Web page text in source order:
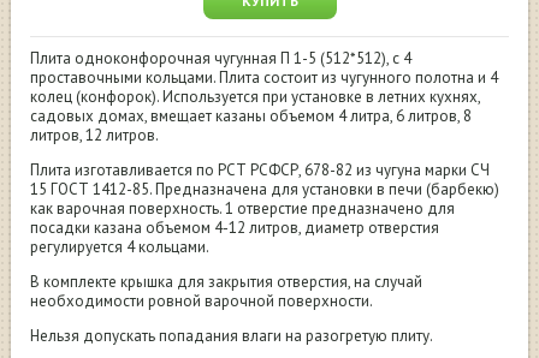
Плита одноконфорочная чугунная П 1-5 (512*512), с 4
проставочными кольцами. Плита состоит из чугунного полотна и 4
колец (конфорок). Используется при установке в летних кухнях,
садовых домах, вмещает казаны объемом 4 литра, 6 литров, 8
литров, 12 литров.
Плита изготавливается по РСТ РСФСР, 678-82 из чугуна марки СЧ
15 ГОСТ 1412-85. Предназначена для установки в печи (барбекю)
как варочная поверхность. 1 отверстие предназначено для
посадки казана объемом 4-12 литров, диаметр отверстия
регулируется 4 кольцами.
В комплекте крышка для закрытия отверстия, на случай
необходимости ровной варочной поверхности.
Нельзя допускать попадания влаги на разогретую плиту.